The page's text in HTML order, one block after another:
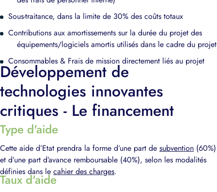
Sous-traitance, dans la limite de 30% des coûts totaux
Contributions aux amortissements sur la durée du projet des
équipements/logiciels amortis utilisés dans le cadre du projet
Consommables & Frais de mission directement liés au projet
Développement de
technologies innovantes
critiques - Le financement
Type d'aide
Cette aide d’Etat prendra la forme d’une part de subvention (60%)
et d’une part d’avance remboursable (40%), selon les modalités
définies dans le cahier des charges.
Taux d'aide